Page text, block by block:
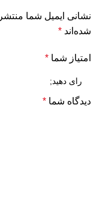
نشانی ایمیل شما
شده‌اند *
امتیاز شما *
دیدگاه شما *